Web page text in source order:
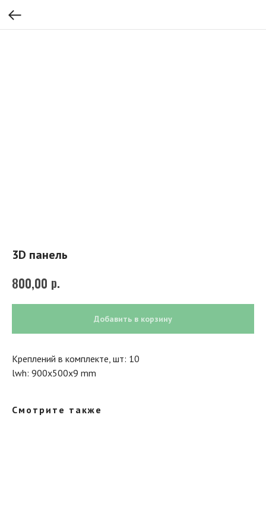
3D панель
800,00 р.
Добавить в корзину
Креплений в комплекте, шт: 10
lwh: 900x500x9 mm
Смотрите также